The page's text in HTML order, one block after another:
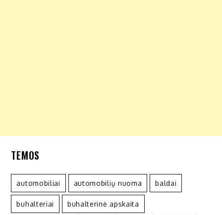
TEMOS
automobiliai automobilių nuoma baldai
buhalteriai buhalterinė apskaita